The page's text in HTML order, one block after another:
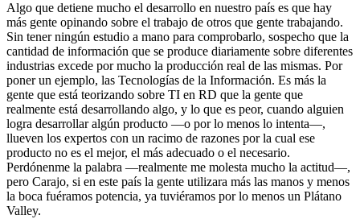
Algo que detiene mucho el desarrollo en nuestro país es que hay
más gente opinando sobre el trabajo de otros que gente trabajando.
Sin tener ningún estudio a mano para comprobarlo, sospecho que la
cantidad de información que se produce diariamente sobre diferentes
industrias excede por mucho la producción real de las mismas. Por
poner un ejemplo, las Tecnologías de la Información. Es más la
gente que está teorizando sobre TI en RD que la gente que
realmente está desarrollando algo, y lo que es peor, cuando alguien
logra desarrollar algún producto —o por lo menos lo intenta—,
llueven los expertos con un racimo de razones por la cual ese
producto no es el mejor, el más adecuado o el necesario.
Perdónenme la palabra —realmente me molesta mucho la actitud—,
pero Carajo, si en este país la gente utilizara más las manos y menos
la boca fuéramos potencia, ya tuviéramos por lo menos un Plátano
Valley.